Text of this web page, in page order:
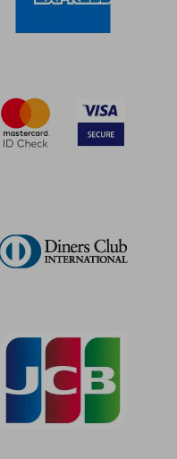
5%
dcto.